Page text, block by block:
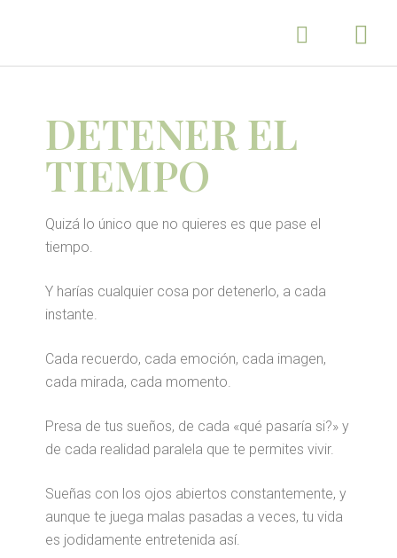
DETENER EL
TIEMPO
Quizá lo único que no quieres es que pase el
tiempo.
Y harías cualquier cosa por detenerlo, a cada
instante.
Cada recuerdo, cada emoción, cada imagen,
cada mirada, cada momento.
Presa de tus sueños, de cada «qué pasaría si?» y
de cada realidad paralela que te permites vivir.
Sueñas con los ojos abiertos constantemente, y
aunque te juega malas pasadas a veces, tu vida
es jodidamente entretenida así.